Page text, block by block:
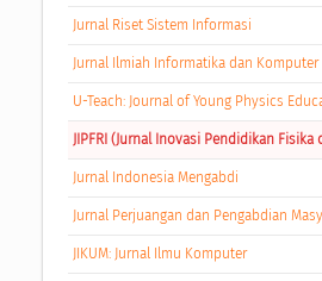
Jurnal Riset Sistem Informasi
Jurnal Ilmiah Informatika dan Komputer
U-Teach: Journal of Young Physics
JIPFRI (Jurnal Inovasi Pendidikan Fisika
Jurnal Indonesia Mengabdi
Jurnal Perjuangan dan Pengabdian
JIKUM: Jurnal Ilmu Komputer